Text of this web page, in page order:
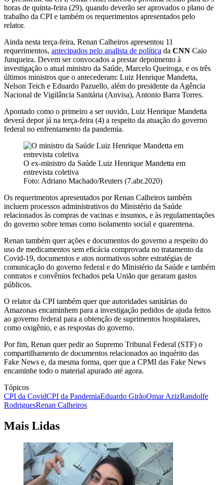
horas de quinta-feira (29), quando deverão ser aprovados o plano de
trabalho da CPI e também os requerimentos apresentados pelo
relator.
Ainda nesta terça-feira, Renan Calheiros apresentou 11
requerimentos, antecipados pelo analista de política da CNN Caio
Junqueira. Devem ser convocados a prestar depoimento à
investigação o atual ministro da Saúde, Marcelo Queiroga, e os três
últimos ministros que o antecederam: Luiz Henrique Mandetta,
Nelson Teich e Eduardo Pazuello, além do presidente da Agência
Nacional de Vigilância Sanitária (Anvisa), Antonio Barra Torres.
Apontado como o primeiro a ser ouvido, Luiz Henrique Mandetta
deverá depor já na terça-feira (4) a respeito da atuação do governo
federal no enfrentamento da pandemia.
O ex-ministro da Saúde Luiz Henrique Mandetta em
entrevista coletiva
Foto: Adriano Machado/Reuters (7.abr.2020)
Os requerimentos apresentados por Renan Calheiros também
incluem processos administrativos do Ministério da Saúde
relacionados às compras de vacinas e insumos, e às regulamentações
do governo sobre temas como isolamento social e quarentena.
Renan também quer ações e documentos do governo a respeito do
uso de medicamentos sem eficácia comprovada no tratamento da
Covid-19, documentos e atos normativos sobre estratégias de
comunicação do governo federal e do Ministério da Saúde e também
contratos e convênios fechados pela União que geraram gastos
públicos.
O relator da CPI também quer que autoridades sanitárias do
Amazonas encaminhem para a investigação pedidos de ajuda feitos
ao governo federal para a obtenção de suprimentos hospitalares,
como oxigênio, e as respostas do governo.
Por fim, Renan quer pedir ao Supremo Tribunal Federal (STF) o
compartilhamento de documentos relacionados ao inquérito das
Fake News e, da mesma forma, quer que a CPMI das Fake News
encaminhe todo o material apurado até agora.
Tópicos
CPI da CovidCPI da PandemiaEduardo GirãoOmar AzizRandolfe
RodriguesRenan Calheiros
Mais Lidas